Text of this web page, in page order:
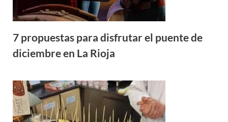
7 propuestas para disfrutar el puente de
diciembre en La Rioja